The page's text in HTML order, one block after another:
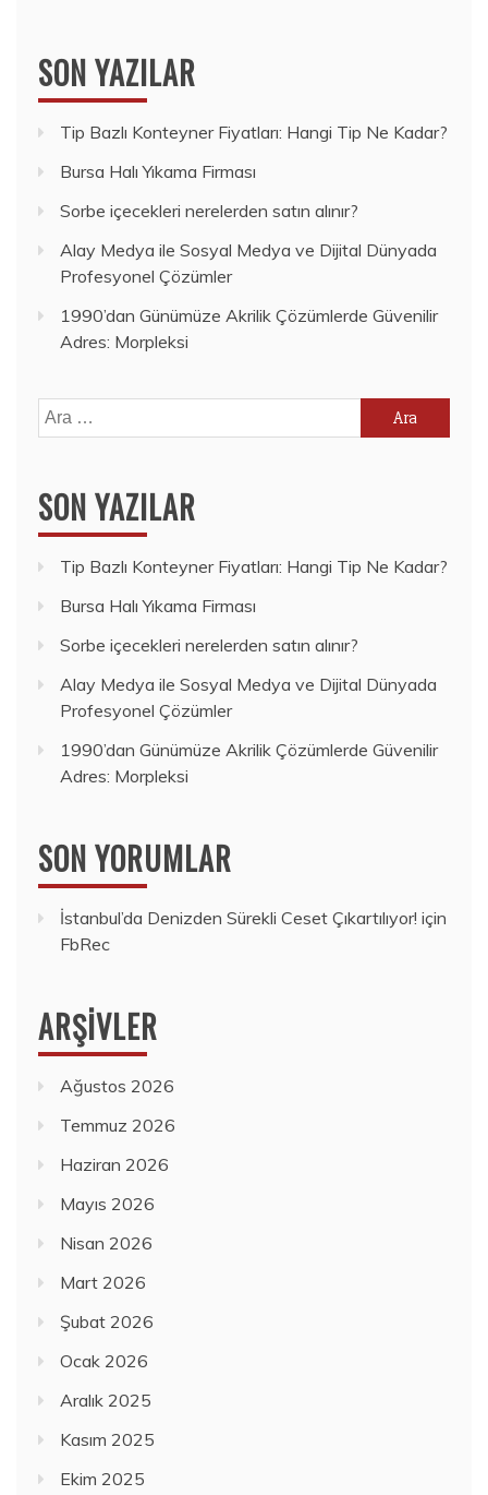
SON YAZILAR
Tip Bazlı Konteyner Fiyatları: Hangi Tip Ne Kadar?
Bursa Halı Yıkama Firması
Sorbe içecekleri nerelerden satın alınır?
Alay Medya ile Sosyal Medya ve Dijital Dünyada
Profesyonel Çözümler
1990’dan Günümüze Akrilik Çözümlerde Güvenilir
Adres: Morpleksi
Arama:
SON YAZILAR
Tip Bazlı Konteyner Fiyatları: Hangi Tip Ne Kadar?
Bursa Halı Yıkama Firması
Sorbe içecekleri nerelerden satın alınır?
Alay Medya ile Sosyal Medya ve Dijital Dünyada
Profesyonel Çözümler
1990’dan Günümüze Akrilik Çözümlerde Güvenilir
Adres: Morpleksi
SON YORUMLAR
İstanbul’da Denizden Sürekli Ceset Çıkartılıyor! için
FbRec
ARŞIVLER
Ağustos 2026
Temmuz 2026
Haziran 2026
Mayıs 2026
Nisan 2026
Mart 2026
Şubat 2026
Ocak 2026
Aralık 2025
Kasım 2025
Ekim 2025